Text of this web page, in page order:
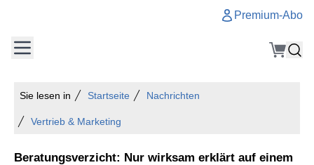
Premium-Abo
Sie lesen in Startseite Nachrichten
Vertrieb & Marketing
Beratungsverzicht: Nur wirksam erklärt auf einem